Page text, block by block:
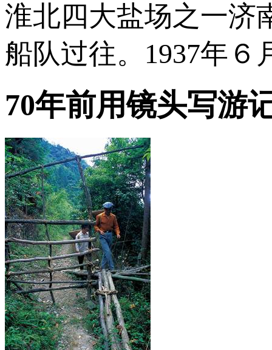
淮北四大盐场之一济
船队过往。1937年６
70年前用镜头写游